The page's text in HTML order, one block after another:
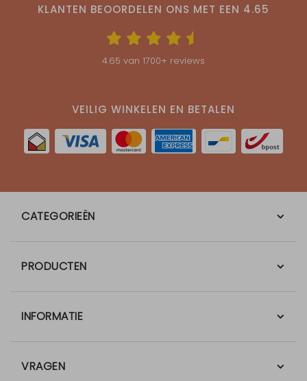
KLANTEN BEOORDELEN ONS MET EEN 4.65
4.65 van 1700+ reviews
VEILIG WINKELEN EN BETALEN
CATEGORIEËN
PRODUCTEN
INFORMATIE
VRAGEN